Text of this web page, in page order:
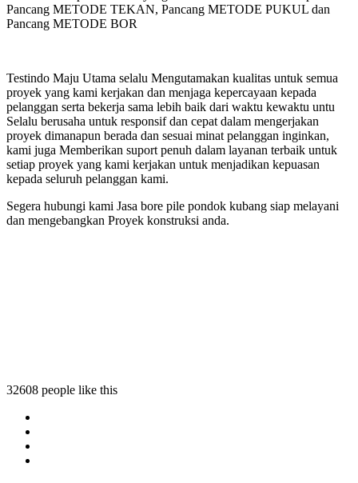
Pancang METODE TEKAN, Pancang METODE PUKUL dan
Pancang METODE BOR
Testindo Maju Utama selalu Mengutamakan kualitas untuk semua
proyek yang kami kerjakan dan menjaga kepercayaan kepada
pelanggan serta bekerja sama lebih baik dari waktu kewaktu untu
Selalu berusaha untuk responsif dan cepat dalam mengerjakan
proyek dimanapun berada dan sesuai minat pelanggan inginkan,
kami juga Memberikan suport penuh dalam layanan terbaik untuk
setiap proyek yang kami kerjakan untuk menjadikan kepuasan
kepada seluruh pelanggan kami.
Segera hubungi kami Jasa bore pile pondok kubang siap melayani
dan mengebangkan Proyek konstruksi anda.
32608 people like this